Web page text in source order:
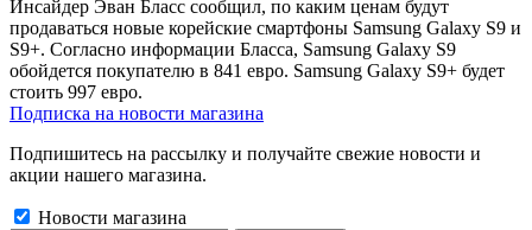
Инсайдер Эван Бласс сообщил, по каким ценам будут
продаваться новые корейские смартфоны Samsung Galaxy S9 и
S9+. Согласно информации Бласса, Samsung Galaxy S9
обойдется покупателю в 841 евро. Samsung Galaxy S9+ будет
стоить 997 евро.
Подписка на новости магазина
Подпишитесь на рассылку и получайте свежие новости и
акции нашего магазина.
Новости магазина